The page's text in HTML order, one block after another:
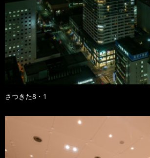
さつきた8・1